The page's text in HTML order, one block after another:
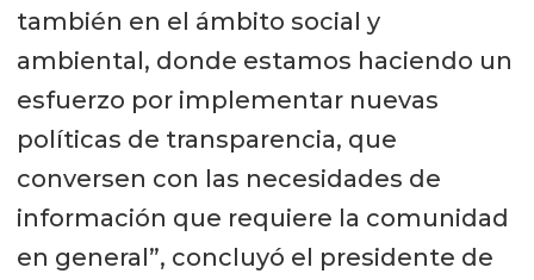
también en el ámbito social y
ambiental, donde estamos haciendo un
esfuerzo por implementar nuevas
políticas de transparencia, que
conversen con las necesidades de
información que requiere la comunidad
en general”, concluyó el presidente de